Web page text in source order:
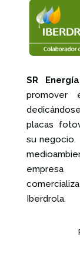
SR Energía
promover
placas
su
Iberdrola.